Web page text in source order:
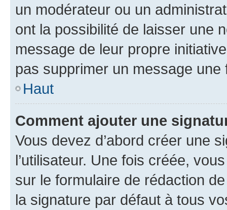
un modérateur ou un
ont la possibilité de laisser une
message de leur propre
pas supprimer un message une
Haut
Comment ajouter une
Vous devez d’abord créer une
l’utilisateur. Une fois créée,
sur le formulaire de rédaction
la signature par défaut à tous